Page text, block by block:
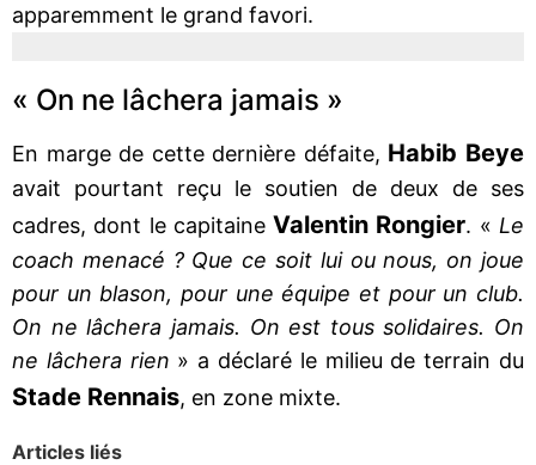
apparemment le grand favori.
« On ne lâchera jamais »
En marge de cette dernière défaite, Habib Beye
avait pourtant reçu le soutien de deux de ses
cadres, dont le capitaineValentin Rongier. « Le
coach menacé ? Que ce soit lui ou nous, on joue
pour un blason, pour une équipe et pour un club.
On ne lâchera jamais. On est tous solidaires. On
ne lâchera rien » a déclaré le milieu de terrain du
Stade Rennais, en zone mixte.
Articles liés